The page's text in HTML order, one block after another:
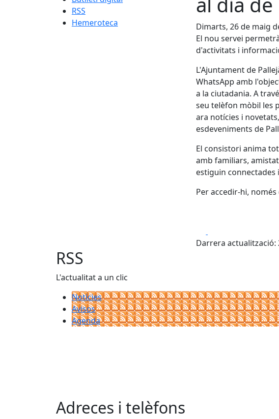
RSS
Hemeroteca
Dimarts, 26 de maig
El nou servei
d'activitats i
L'Ajuntament de
WhatsApp amb
a la ciutadania. A
seu telèfon mòbil les
ara notícies i
esdeveniments de
El consistori anima
amb familiars,
estiguin
Per accedir-hi,
Darrera actualització:
RSS
L'actualitat a un clic
Notícies
Avisos
Agenda
Adreces i telèfons